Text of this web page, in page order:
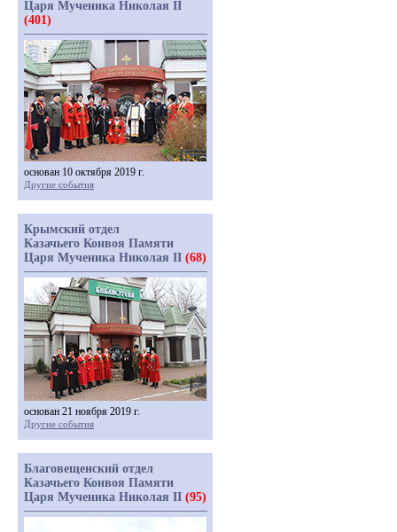
Царя Мученика Николая II
(401)
основан 10 октября 2019 г.
Другие события
Крымский отдел
Казачьего Конвоя Памяти
Царя Мученика Николая II (68)
основан 21 ноября 2019 г.
Другие события
Благовещенский отдел
Казачьего Конвоя Памяти
Царя Мученика Николая II (95)